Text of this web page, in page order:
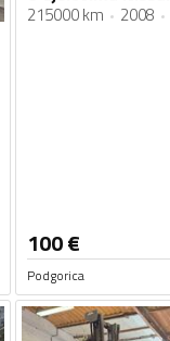
215000 km 2008
100€
Podgorica